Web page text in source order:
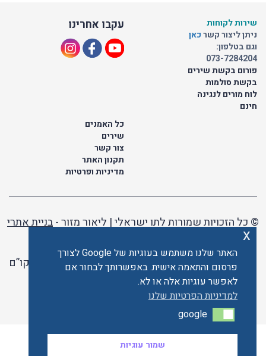
עקבו אחרינו
שירות לקוחות
ניתן ליצור קשרכאן
וגם בטלפון:
073-7284204
פורום בקשת שירים
בקשת סולמות
לוח מורים לנגינה
חינם
כל האמנים
שירים
צור קשר
תקנון האתר
מדיניות ופרטיות
© כל הזכויות שמורות לתו ישראלי | ליאור מזור -בניית אתרי
האתר פועל ברשיון אקו”ם
האתר מאובטח ע"י קארדקום
האתר שלנו משתמש בעוגיות של Google לצורך
פרסום והתאמה אישית. באפשרותך לבחור אם
לאפשר עוגיות אלה או לא.
למדיניות הפרטיות שלנו
google
google
שמור עוגיות
x